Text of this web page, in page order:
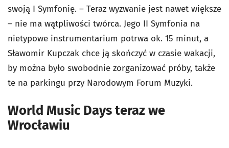
swoją I Symfonię. – Teraz wyzwanie jest nawet większe
– nie ma wątpliwości twórca. Jego II Symfonia na
nietypowe instrumentarium potrwa ok. 15 minut, a
Sławomir Kupczak chce ją skończyć w czasie wakacji,
by można było swobodnie zorganizować próby, także
te na parkingu przy Narodowym Forum Muzyki.
World Music Days teraz we
Wrocławiu